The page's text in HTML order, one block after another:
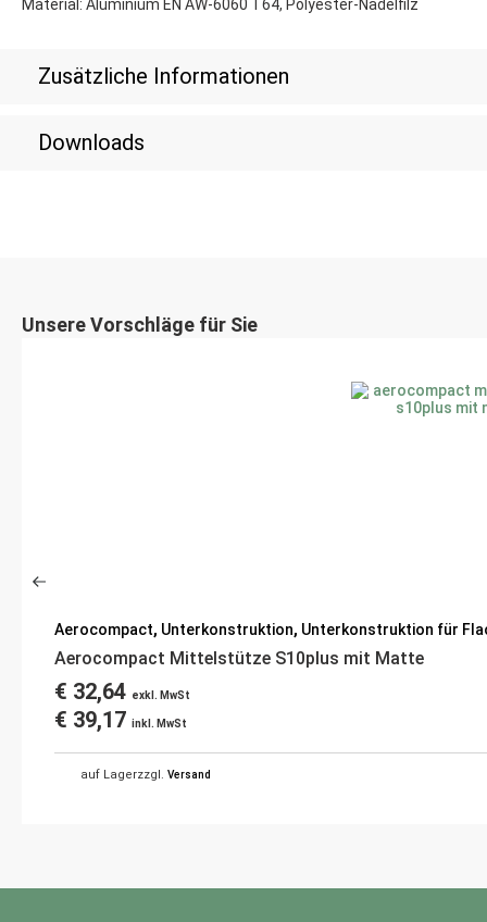
Zusätzliche Informationen
Downloads
Material: Aluminium EN AW-6060 T64, Polyester-Nadelfilz
Unsere Vorschläge für Sie
Aerocompact, Unterkonstruktion, Unterkonstruktion für
Aerocompact Mittelstütze S10plus mit Matte
€ 32,64 exkl. MwSt
€ 39,17 inkl. MwSt
auf Lagerzzgl. Versand